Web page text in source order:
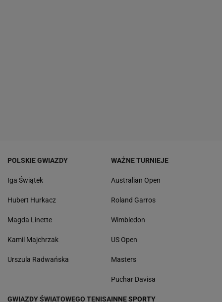
POLSKIE GWIAZDY
Iga Świątek
Hubert Hurkacz
Magda Linette
Kamil Majchrzak
Urszula Radwańska
WAŻNE TURNIEJE
Australian Open
Roland Garros
Wimbledon
US Open
Masters
Puchar Davisa
GWIAZDY ŚWIATOWEGO TENISAINNE SPORTY